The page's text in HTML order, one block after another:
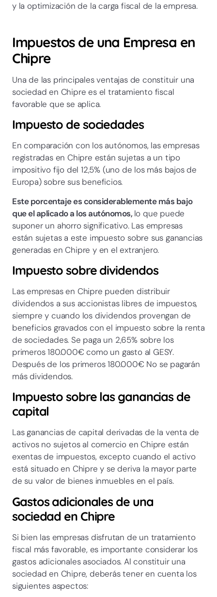
y la optimización de la carga fiscal de la empresa.
Impuestos de una Empresa en
Chipre
Una de las principales ventajas de constituir una
sociedad en Chipre es el tratamiento fiscal
favorable que se aplica.
Impuesto de sociedades
En comparación con los autónomos, las empresas
registradas en Chipre están sujetas a un tipo
impositivo fijo del 12,5% (uno de los más bajos de
Europa) sobre sus beneficios.
Este porcentaje es considerablemente más bajo
que el aplicado a los autónomos, lo que puede
suponer un ahorro significativo. Las empresas
están sujetas a este impuesto sobre sus ganancias
generadas en Chipre y en el extranjero.
Impuesto sobre dividendos
Las empresas en Chipre pueden distribuir
dividendos a sus accionistas libres de impuestos,
siempre y cuando los dividendos provengan de
beneficios gravados con el impuesto sobre la renta
de sociedades. Se paga un 2,65% sobre los
primeros 180.000€ como un gasto al GESY.
Después de los primeros 180.000€ No se pagarán
más dividendos.
Impuesto sobre las ganancias de
capital
Las ganancias de capital derivadas de la venta de
activos no sujetos al comercio en Chipre están
exentas de impuestos, excepto cuando el activo
está situado en Chipre y se deriva la mayor parte
de su valor de bienes inmuebles en el país.
Gastos adicionales de una
sociedad en Chipre
Si bien las empresas disfrutan de un tratamiento
fiscal más favorable, es importante considerar los
gastos adicionales asociados. Al constituir una
sociedad en Chipre, deberás tener en cuenta los
siguientes aspectos: